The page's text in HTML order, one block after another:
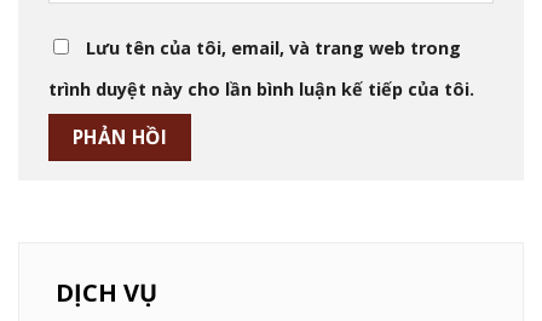
Lưu tên của tôi, email, và trang web trong
trình duyệt này cho lần bình luận kế tiếp của tôi.
DỊCH VỤ